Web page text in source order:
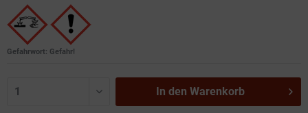
Gefahrwort: Gefahr!
In den Warenkorb